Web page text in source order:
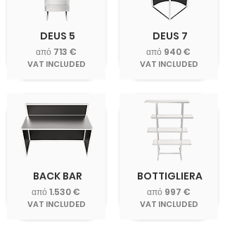
DEUS 5
από 713 €
VAT INCLUDED
BACK BAR
από 1.530 €
VAT INCLUDED
DEUS 7
από 940 €
VAT INCLUDED
BOTTIGLIERA
από 997 €
VAT INCLUDED